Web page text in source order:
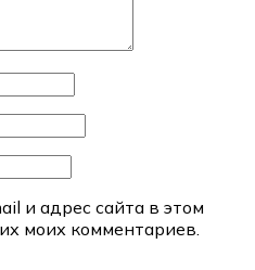
и адрес сайта в этом
моих комментариев.